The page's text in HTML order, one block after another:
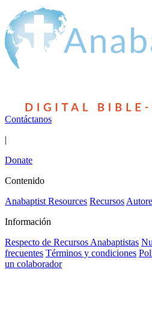
Contáctanos
|
Donate
Contenido
Anabaptist Resources Recursos
Información
Respecto de Recursos Anabaptistas
frecuentes Términos y condiciones
un colaborador